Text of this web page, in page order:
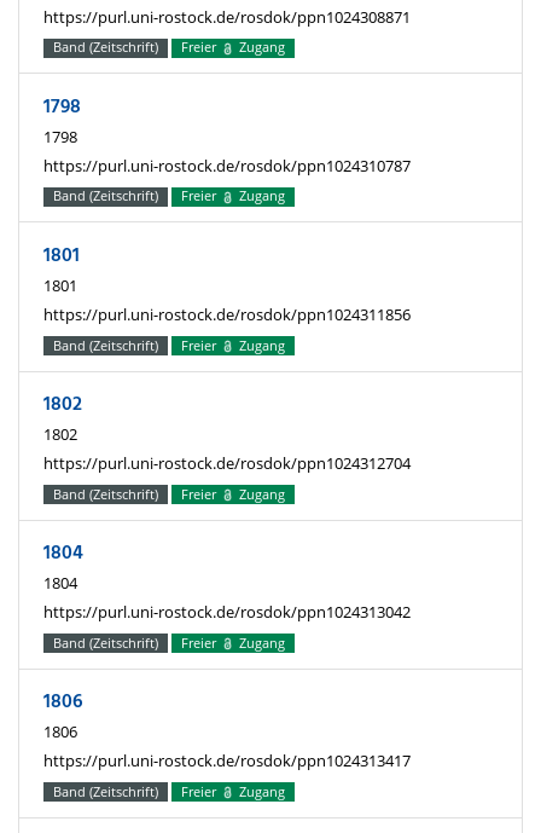
https://purl.uni-rostock.de/rosdok/ppn1024308871
Band (Zeitschrift) Freier Zugang
1798
1798
https://purl.uni-rostock.de/rosdok/ppn1024310787
Band (Zeitschrift) Freier Zugang
1801
1801
https://purl.uni-rostock.de/rosdok/ppn1024311856
Band (Zeitschrift) Freier Zugang
1802
1802
https://purl.uni-rostock.de/rosdok/ppn1024312704
Band (Zeitschrift) Freier Zugang
1804
1804
https://purl.uni-rostock.de/rosdok/ppn1024313042
Band (Zeitschrift) Freier Zugang
1806
1806
https://purl.uni-rostock.de/rosdok/ppn1024313417
Band (Zeitschrift) Freier Zugang